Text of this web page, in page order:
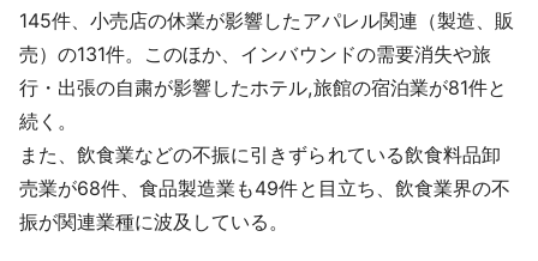
145件、小売店の休業が影響したアパレル関連（製造、販
売）の131件。このほか、インバウンドの需要消失や旅
行・出張の自粛が影響したホテル,旅館の宿泊業が81件と
続く。
また、飲食業などの不振に引きずられている飲食料品卸
売業が68件、食品製造業も49件と目立ち、飲食業界の不
振が関連業種に波及している。